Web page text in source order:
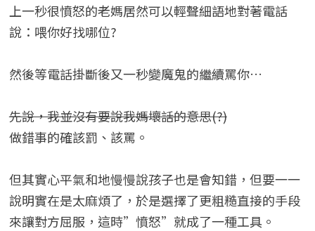
上一秒很憤怒的老媽居然可以輕聲細語地對著電話
說：喂你好找哪位?
然後等電話掛斷後又一秒變魔鬼的繼續罵你…
先說，我並沒有要說我媽壞話的意思(?)
做錯事的確該罰、該罵。
但其實心平氣和地慢慢說孩子也是會知錯，但要一一
說明實在是太麻煩了，於是選擇了更粗糙直接的手段
來讓對方屈服，這時”憤怒”就成了一種工具。